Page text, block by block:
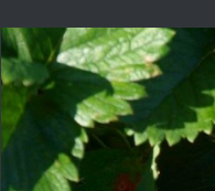
Zeige
grösseres
Bild